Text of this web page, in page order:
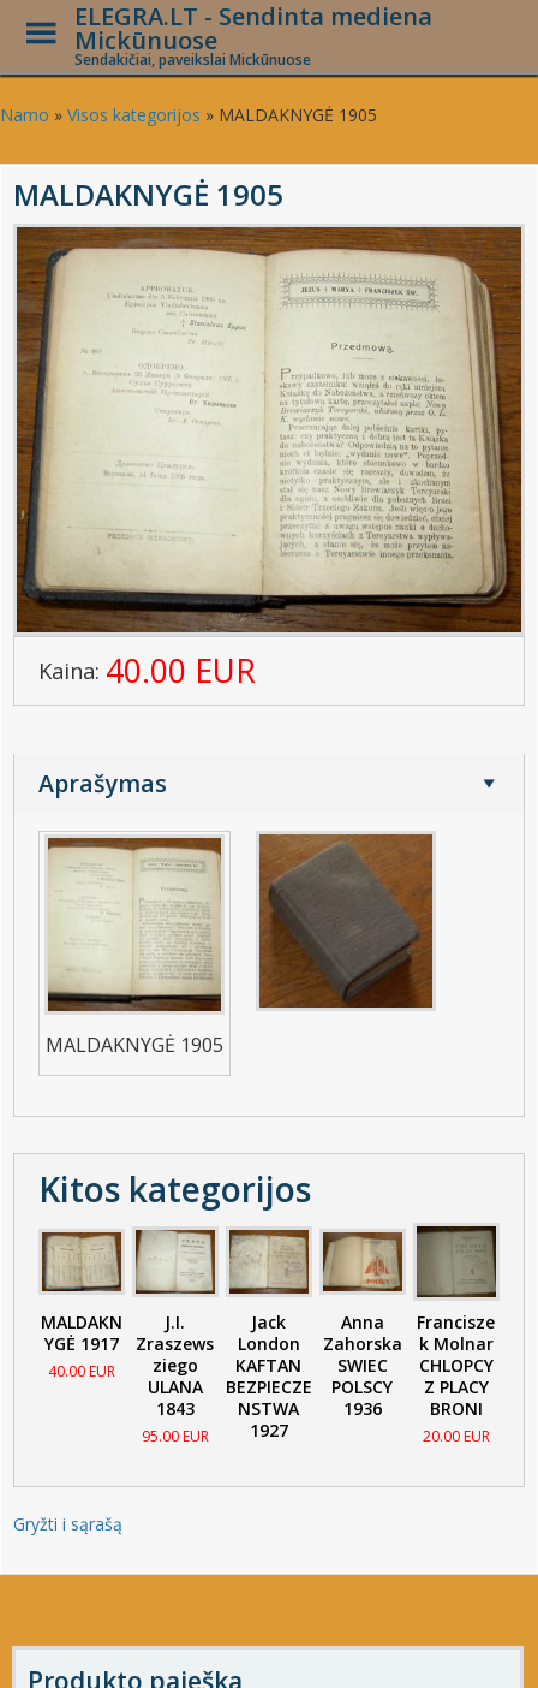
Skip
to
content
ELEGRA.LT - Sendinta mediena
Mickūnuose
Sendakičiai, paveikslai Mickūnuose
Toggle
Menu
Namo » Visos kategorijos » MALDAKNYGĖ 1905
MALDAKNYGĖ 1905
Kaina: 40.00 EUR
Aprašymas
MALDAKNYGĖ 1905
Kitos kategorijos
MALDAKN
YGĖ 1917
40.00 EUR
J.I.
Zraszews
ziego
ULANA
1843
95.00 EUR
Jack
London
KAFTAN
BEZPIECZE
NSTWA
1927
Anna
Zahorska
SWIEC
POLSCY
1936
Francisze
k Molnar
CHLOPCY
Z PLACY
BRONI
20.00 EUR
Gryžti i sąrašą
Produkto paieška